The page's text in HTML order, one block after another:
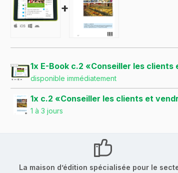
+
1x E-Book c.2 «Conseiller les
disponible immédiatement
1x c.2 «Conseiller les clients et
1 à 3 jours
La maison d’édition spécialisée pour le